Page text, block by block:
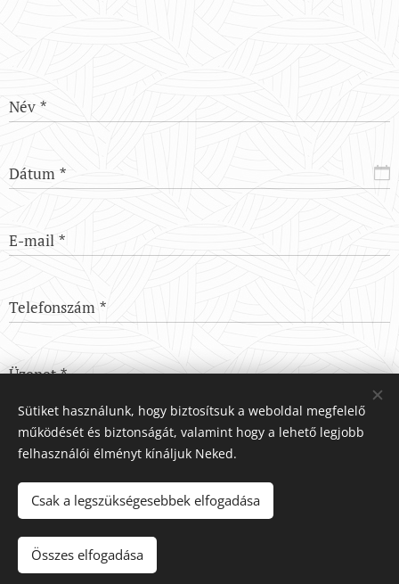
Név
Dátum
E-mail
Telefonszám
Üzenet
Küldés
Sütiket használunk, hogy biztosítsuk a weboldal megfelelő
működését és biztonságát, valamint hogy a lehető legjobb
felhasználói élményt kínáljuk Neked.
Csak a legszükségesebbek elfogadása
Összes elfogadása